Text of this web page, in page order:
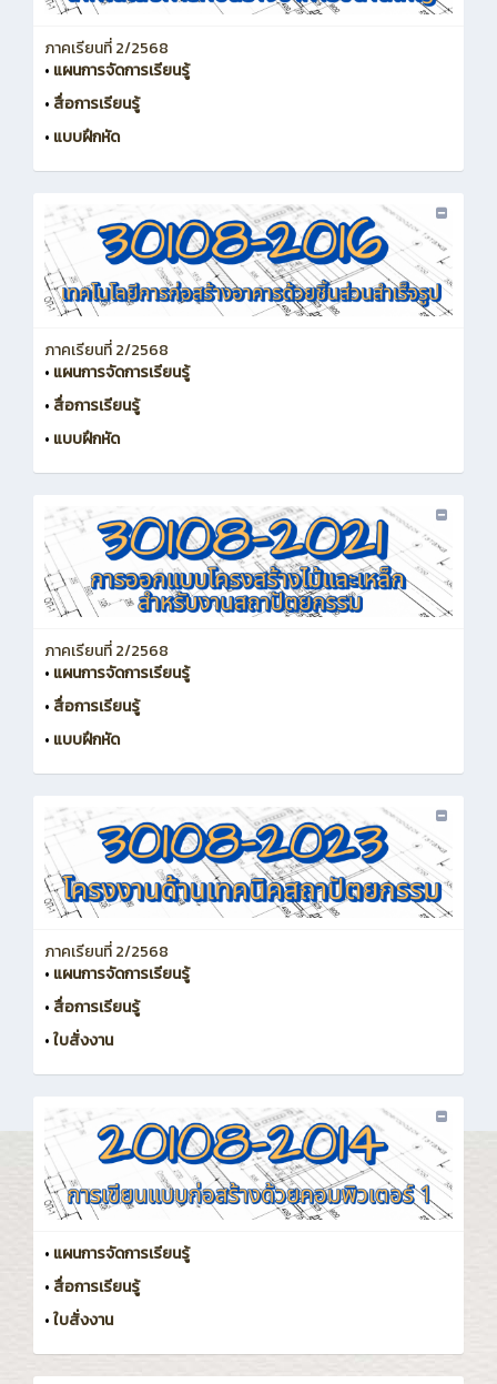
ภาคเรียนที่ 2/2568
• แผนการจัดการเรียนรู้
• สื่อการเรียนรู้
• แบบฝึกหัด
ภาคเรียนที่ 2/2568
• แผนการจัดการเรียนรู้
• สื่อการเรียนรู้
• แบบฝึกหัด
ภาคเรียนที่ 2/2568
• แผนการจัดการเรียนรู้
• สื่อการเรียนรู้
• แบบฝึกหัด
ภาคเรียนที่ 2/2568
• แผนการจัดการเรียนรู้
• สื่อการเรียนรู้
•ใบสั่งงาน
• แผนการจัดการเรียนรู้
• สื่อการเรียนรู้
•ใบสั่งงาน